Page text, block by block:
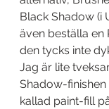
Black Shadow (i
även beställa en
den tycks inte
Jag är lite
Shadow-
kallad paint-fill